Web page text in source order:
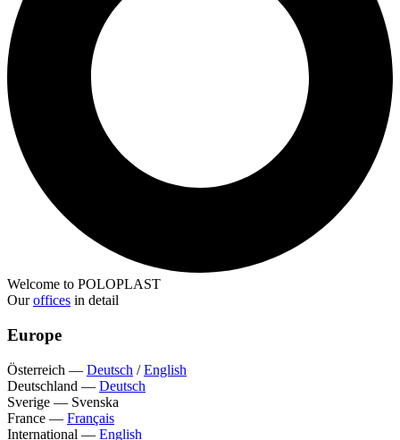
Welcome to POLOPLAST
Ouroffices in detail
Europe
Österreich — Deutsch /English
Deutschland — Deutsch
Sverige — Svenska
France — Français
International — English